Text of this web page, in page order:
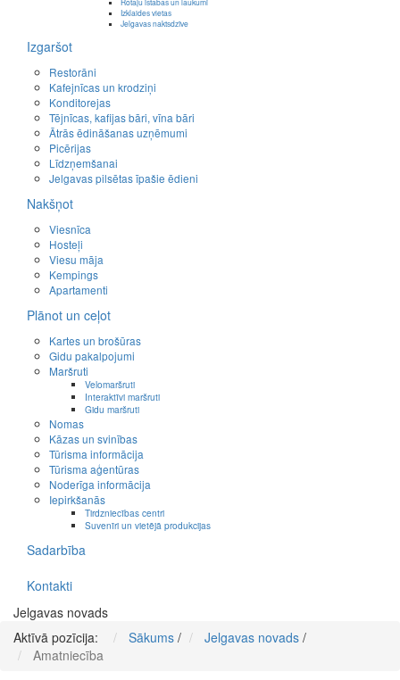
Izklaides vietas
Jelgavas naktsdzīve
Izgaršot
Restorāni
Kafejnīcas un krodziņi
Konditorejas
Tējnīcas, kafijas bāri, vīna bāri
Ātrās ēdināšanas uzņēmumi
Picērijas
Līdzņemšanai
Jelgavas pilsētas īpašie ēdieni
Nakšņot
Viesnīca
Hosteļi
Viesu māja
Kempings
Apartamenti
Plānot un ceļot
Kartes un brošūras
Gidu pakalpojumi
Maršruti
Velomaršruti
Interaktīvi maršruti
Gidu maršruti
Nomas
Kāzas un svinības
Tūrisma informācija
Tūrisma aģentūras
Noderīga informācija
Iepirkšanās
Tirdzniecības centri
Suvenīri un vietējā produkcijas
Sadarbība
Kontakti
Jelgavas novads
Aktīvā pozīcija:
Sākums / Jelgavas novads /
Amatniecība